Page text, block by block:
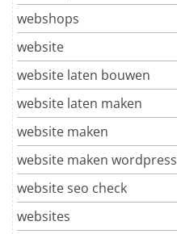
webshops
website
website laten bouwen
website laten maken
website maken
website maken wordpress
website seo check
websites